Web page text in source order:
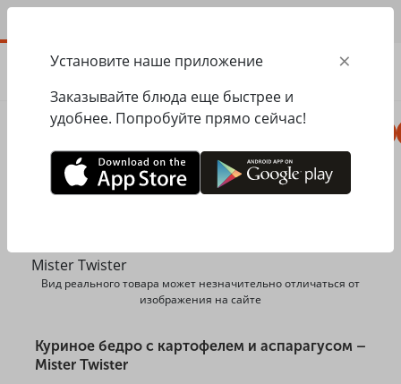
Mister Twister
Сезонное меню
Куриное бедро с картофелем и аспарагусом
Вид реального товара может незначительно отличаться от
изображения на сайте
Куриное бедро с картофелем и аспарагусом –
Mister Twister
Установите наше приложение ×
Заказывайте блюда еще быстрее и
удобнее. Попробуйте прямо сейчас!